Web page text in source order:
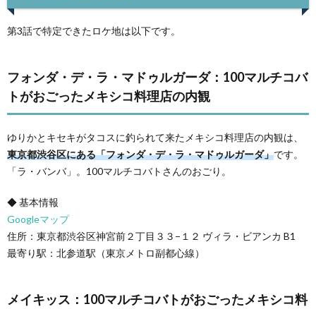
第3話で特定できたロケ地は以下です。
フォンダ・デ・ラ・マドゥルガーダ：100マルチコバ
トがおごったメキシコ料理店の内観
ゆりかとキセキがタコスに釣られて来たメキシコ料理店の内観は、
東京都渋谷区にある「フォンダ・デ・ラ・マドゥルガーダ」です。
「ラ・バンバ」。100マルチコバトさんのおごり。
◆ 基本情報
Googleマップ
住所：東京都渋谷区神宮前２丁目３３−１２ ヴィラ・ビアンカ B1
最寄り駅：北参道駅（東京メトロ副都心線）
メイキッス：100マルチコバトがおごったメキシコ料